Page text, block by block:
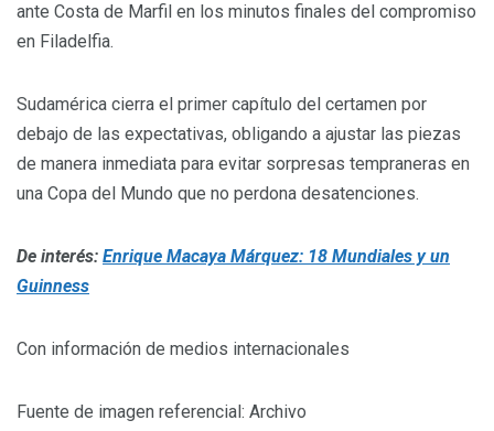
ante Costa de Marfil en los minutos finales del compromiso
en Filadelfia.
Sudamérica cierra el primer capítulo del certamen por
debajo de las expectativas, obligando a ajustar las piezas
de manera inmediata para evitar sorpresas tempraneras en
una Copa del Mundo que no perdona desatenciones.
De interés: Enrique Macaya Márquez: 18 Mundiales y un
Guinness
Con información de medios internacionales
Fuente de imagen referencial: Archivo